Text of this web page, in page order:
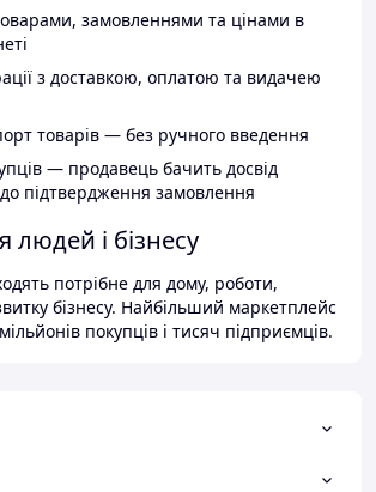
замовленнями та цінами в
з доставкою, оплатою та видачею
товарів — без ручного введення
— продавець бачить досвід
підтвердження замовлення
і бізнесу
потрібне для дому, роботи,
бізнесу. Найбільший маркетплейс
покупців і тисяч підприємців.